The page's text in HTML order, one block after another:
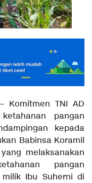
Komitmen TNI AD
pangan
kepada
Babinsa Koramil
melaksanakan
pangan
Ibu Suherni di